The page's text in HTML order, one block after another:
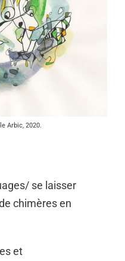
Arbic, 2020.
se laisser
chimères en
et